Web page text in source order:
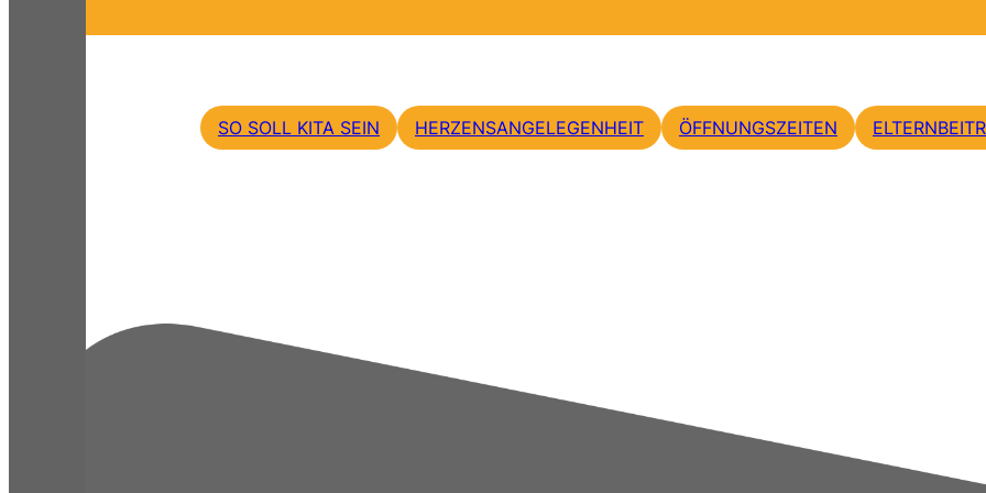
SO SOLL KITA SEIN HERZENSANGELEGENHEIT ÖFFNUNGSZEITEN